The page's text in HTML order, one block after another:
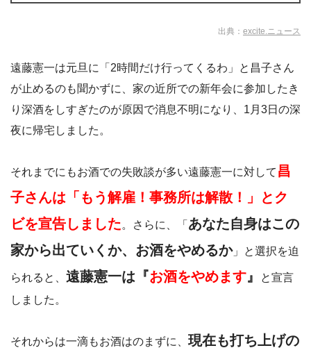
出典： excite.ニュース
遠藤憲一は元旦に「2時間だけ行ってくるわ」と昌子さん
が止めるのも聞かずに、家の近所での新年会に参加したき
り深酒をしすぎたのが原因で消息不明になり、1月3日の深
夜に帰宅しました。
それまでにもお酒での失敗談が多い遠藤憲一に対して 昌
子さんは「もう解雇！事務所は解散！」とク
ビを宣告しました。さらに、「 あなた自身はこの
家から出ていくか、お酒をやめるか」と選択を迫
られると、 遠藤憲一は『お酒をやめます』
と宣言
しました。
それからは一滴もお酒はのまずに、 現在も打ち上げの